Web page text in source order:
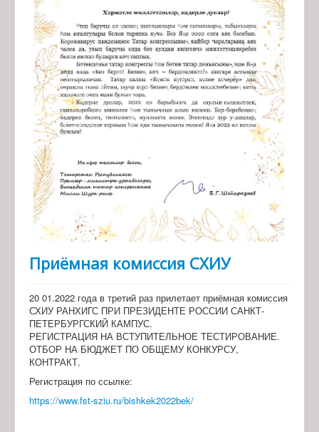
Приёмная комиссия СХИУ
20 01.2022 года в третий раз прилетает приёмная комиссия
СХИУ РАНХИГС ПРИ ПРЕЗИДЕНТЕ РОССИИ САНКТ-
ПЕТЕРБУРГСКИЙ КАМПУС.
РЕГИСТРАЦИЯ НА ВСТУПИТЕЛЬНОЕ ТЕСТИРОВАНИЕ.
ОТБОР НА БЮДЖЕТ ПО ОБЩЕМУ КОНКУРСУ,
КОНТРАКТ.
Регистрация по ссылке:
https://www.fst-sziu.ru/bishkek2022bek/